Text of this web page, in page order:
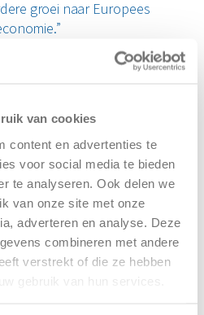
van cookies
content en advertenties te
voor social media te bieden
te analyseren. Ook delen we
van onze site met onze
adverteren en analyse. Deze
combineren met andere
verstrekt of die ze hebben
gebruik van hun services.
groei naar Europees
President & Global Head,
speler in de
uit om het bedrijf te
van haar
en zo
circulaire economie in Europa.”
and Member of the Board
zijn enthousiast over de
terwijl we ons blijven